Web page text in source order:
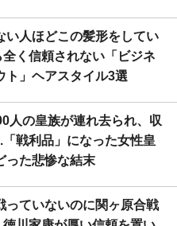
い人ほどこの髪形をしてい
全く信頼されない「ビジネ
ト」ヘアスタイル3選
人の皇族が連れ去られ、収
戦利品」になった女性皇
った悲惨な結末
っていないのに関ヶ原合戦